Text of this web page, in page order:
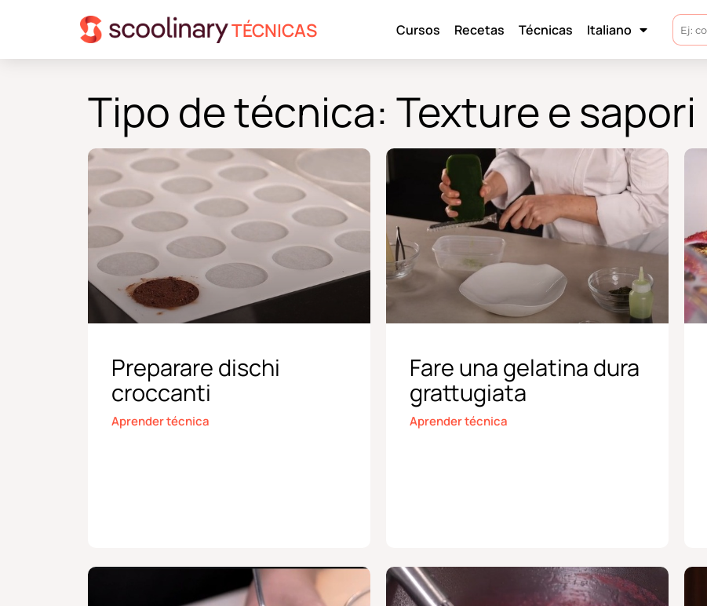
TÉCNICAS Cursos Recetas Técnicas Italiano
Tipo de técnica: Texture e sapori
Preparare dischi
croccanti
Aprender técnica
Fare una gelatina dura
grattugiata
Aprender técnica